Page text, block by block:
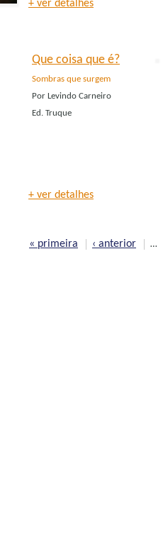
+ ver detalhes
Que coisa que é?
Sombras que surgem
Por Levindo Carneiro
Ed. Truque
+ ver detalhes
Páginas
« primeira ‹ anterior …